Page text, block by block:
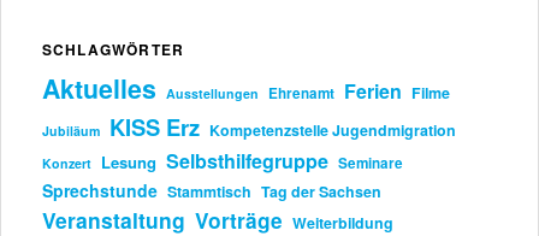
SCHLAGWÖRTER
Aktuelles Ausstellungen Ehrenamt Ferien Filme
Jubiläum KISS Erz Kompetenzstelle Jugendmigration
Konzert Lesung Selbsthilfegruppe Seminare
Sprechstunde Stammtisch Tag der Sachsen
Veranstaltung Vorträge Weiterbildung